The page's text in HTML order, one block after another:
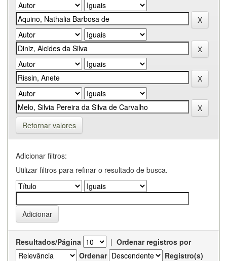
Retornar valores
Adicionar filtros:
Utilizar filtros para refinar o resultado de busca.
Resultados/Página | Ordenar registros por
Ordenar
Registro(s)